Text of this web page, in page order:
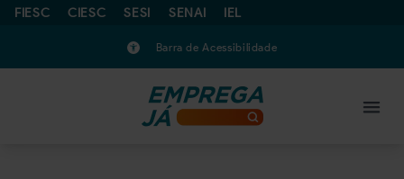
FIESC CIESC SESI SENAI IEL
Barra de Acessibilidade